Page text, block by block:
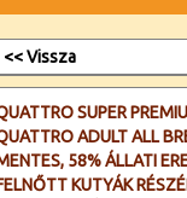
<< Vissza
SUPER
ADULT ALL
58% ÁLLATI
KUTYÁK